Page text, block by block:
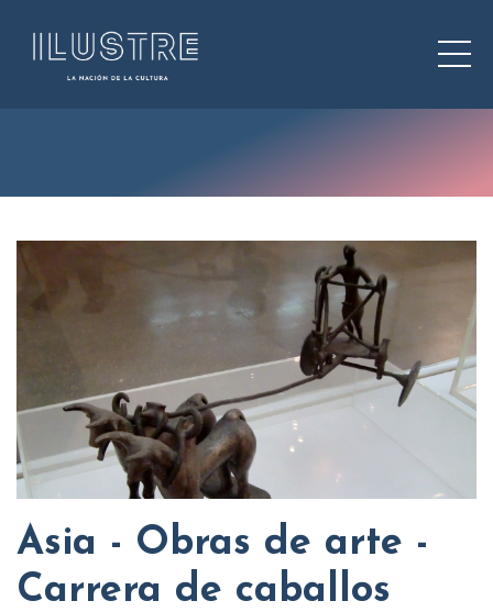
Asia - Obras de arte -
Carrera de caballos